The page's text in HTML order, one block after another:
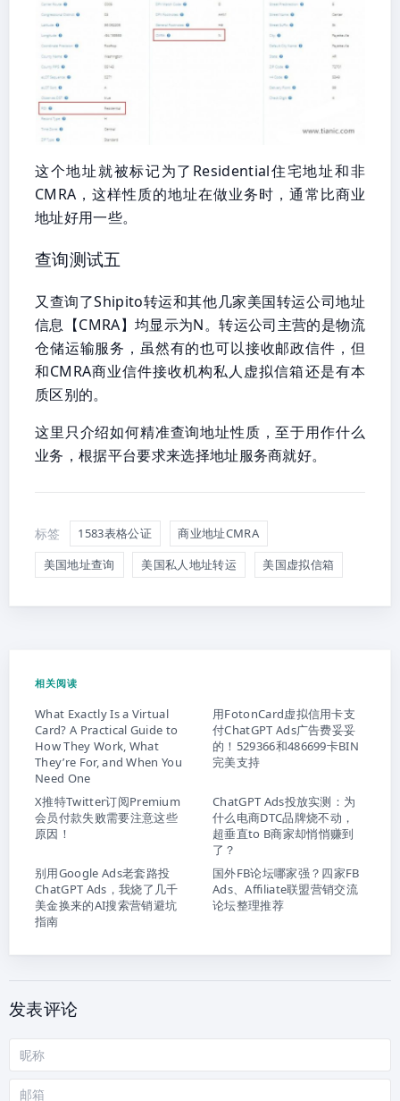
这个地址就被标记为了Residential住宅地址和非
CMRA，这样性质的地址在做业务时，通常比商业
地址好用一些。
查询测试五
又查询了Shipito转运和其他几家美国转运公司地址
信息【CMRA】均显示为N。转运公司主营的是物流
仓储运输服务，虽然有的也可以接收邮政信件，但
和CMRA商业信件接收机构私人虚拟信箱还是有本
质区别的。
这里只介绍如何精准查询地址性质，至于用作什么
业务，根据平台要求来选择地址服务商就好。
标签 1583表格公证
商业地址CMRA
美国地址查询
美国私人地址转运 美国虚拟信箱
相关阅读
What Exactly Is a Virtual
Card? A Practical Guide to
How They Work, What
They’re For, and When You
Need One
用FotonCard虚拟信用卡支
付ChatGPT Ads广告费妥妥
的！529366和486699卡BIN
完美支持
X推特Twitter订阅Premium
会员付款失败需要注意这些
原因！
ChatGPT Ads投放实测：为
什么电商DTC品牌烧不动，
超垂直to B商家却悄悄赚到
了？
别用Google Ads老套路投
ChatGPT Ads，我烧了几千
美金换来的AI搜索营销避坑
指南
国外FB论坛哪家强？四家FB
Ads、Affiliate联盟营销交流
论坛整理推荐
发表评论
昵
称
邮